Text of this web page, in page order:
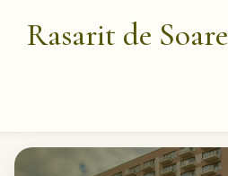
Rasarit de Soare